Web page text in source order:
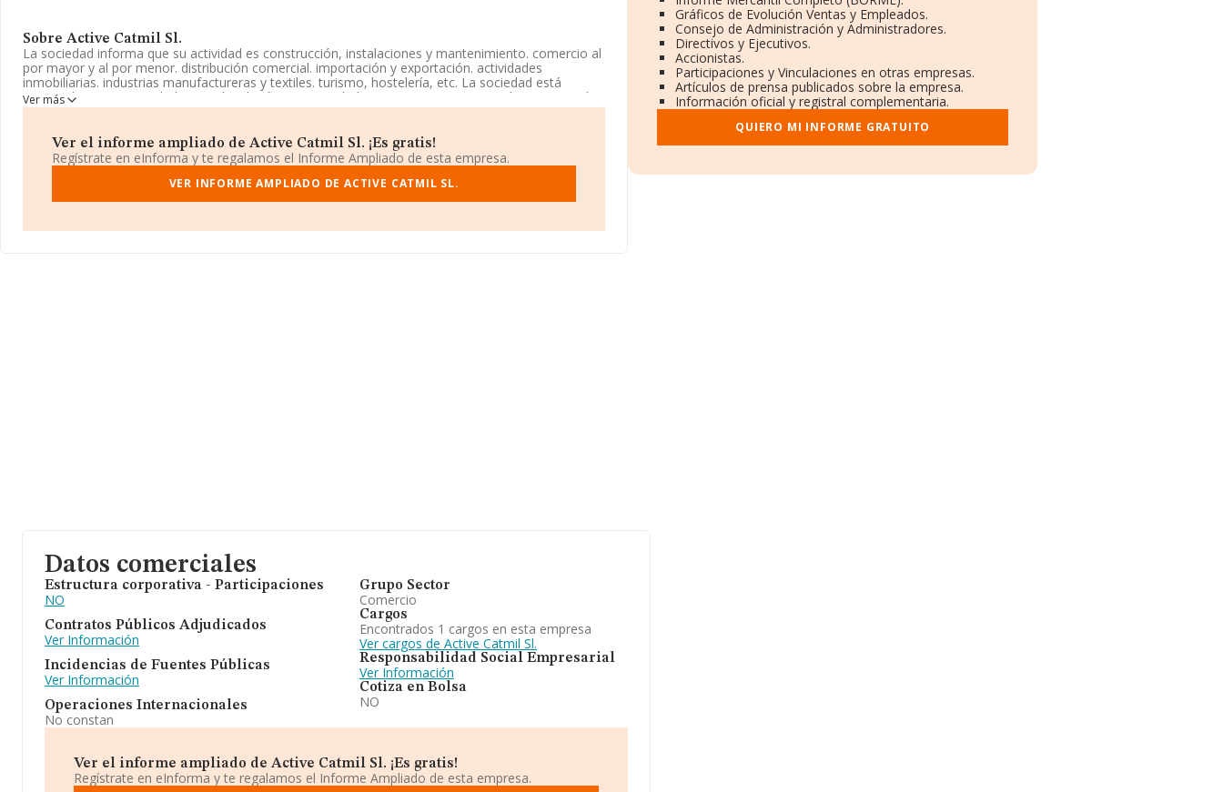
Sobre Active Catmil Sl.
La sociedad informa que su actividad es construcción, instalaciones y mantenimiento. comercio al
por mayor y al por menor. distribución comercial. importación y exportación. actividades
inmobiliarias. industrias manufactureras y textiles. turismo, hostelería, etc. La sociedad está
registrada como Sociedad Limitada. Clasifica su actividad CNAE como 'Comercio al por mayor de
otros artículos de uso doméstico', código 4649. No realiza actividad de importación y/o
Para más información es posible contactar a través del teléfono 935463195 y el correo
electrónico esactive@catmil.com.
La compañíaActive Catmil S.L, NIF B66518689, tiene domicilio fiscal en Calle Sant Nicolau núm.
Ver más
Ver el informe ampliado de Active Catmil Sl. ¡Es gratis!
Regístrate en eInforma y te regalamos el Informe Ampliado de esta empresa.
VER INFORME AMPLIADO DE ACTIVE CATMIL SL.
Gráficos de Evolución Ventas y Empleados.
Consejo de Administración y Administradores.
Directivos y Ejecutivos.
Accionistas.
Participaciones y Vinculaciones en otras empresas.
Artículos de prensa publicados sobre la empresa.
Información oficial y registral complementaria.
QUIERO MI INFORME GRATUITO
Datos comerciales
Estructura corporativa - Participaciones
NO
Contratos Públicos Adjudicados
Ver Información
Incidencias de Fuentes Públicas
Ver Información
Operaciones Internacionales
No constan
Grupo Sector
Comercio
Cargos
Encontrados 1 cargos en esta empresa
Ver cargos de Active Catmil Sl.
Responsabilidad Social Empresarial
Ver Información
Cotiza en Bolsa
NO
Ver el informe ampliado de Active Catmil Sl. ¡Es gratis!
Regístrate en eInforma y te regalamos el Informe Ampliado de esta empresa.